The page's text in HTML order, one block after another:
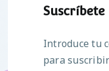
Suscríbete
Introduce tu
para